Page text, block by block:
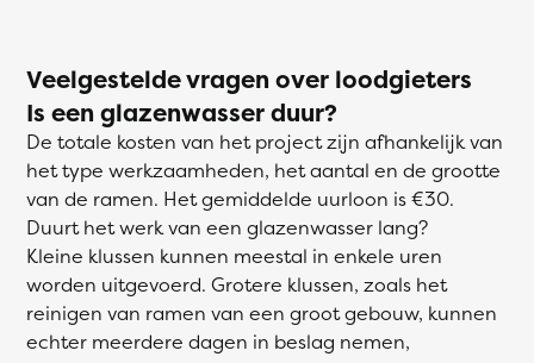
Veelgestelde vragen over loodgieters
Is een glazenwasser duur?
De totale kosten van het project zijn afhankelijk van
het type werkzaamheden, het aantal en de grootte
van de ramen. Het gemiddelde uurloon is €30.
Duurt het werk van een glazenwasser lang?
Kleine klussen kunnen meestal in enkele uren
worden uitgevoerd. Grotere klussen, zoals het
reinigen van ramen van een groot gebouw, kunnen
echter meerdere dagen in beslag nemen,